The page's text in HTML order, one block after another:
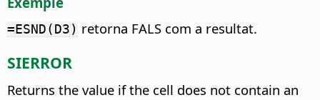
=ESND(D3) retorna FALS com a resultat.
SIERROR
Returns the value if the cell does not contain an